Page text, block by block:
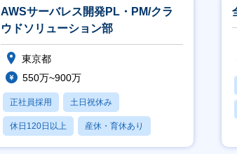
AWSサーバレス開発PL・PM/クラ
ウドソリューション部
東京都
550万~900万
正社員採用 土日祝休み
休日120日以上 産休・育休あり
月残業20時間以内